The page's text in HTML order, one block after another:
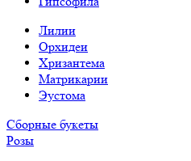
Лилии
Орхидеи
Хризантема
Матрикарии
Эустома
Сборные букеты
Розы